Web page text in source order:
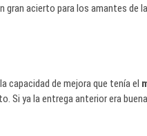
gran acierto para los amantes de
capacidad de mejora que tenía el
Si ya la entrega anterior era